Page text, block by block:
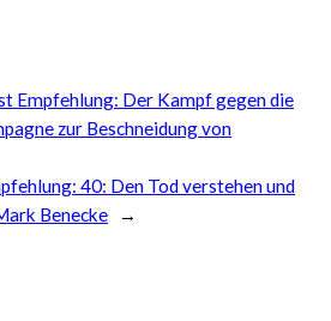
Empfehlung: Der Kampf gegen die
zur Beschneidung von
40: Den Tod verstehen und
Benecke
→